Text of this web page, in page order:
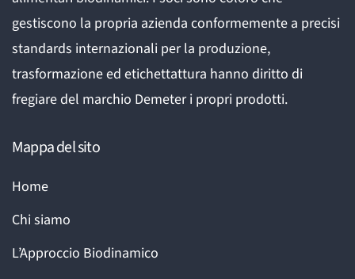
gestiscono la propria azienda conformemente a precisi
standards internazionali per la produzione,
trasformazione ed etichettattura hanno diritto di
fregiare del marchio Demeter i propri prodotti.
Mappa del sito
Home
Chi siamo
L’Approccio Biodinamico